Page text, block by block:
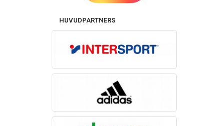
HUVUDPARTNERS